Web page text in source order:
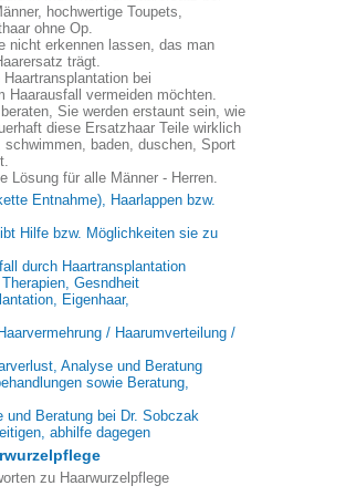
hochwertige Toupets,
ohne Op.
nicht erkennen lassen, das man
trägt.
bei
Haarausfall vermeiden möchten.
Sie werden erstaunt sein, wie
diese Ersatzhaar Teile wirklich
schwimmen, baden, duschen, Sport
Lösung für alle Männer - Herren.
Entnahme), Haarlappen bzw.
Hilfe bzw. Möglichkeiten sie zu
durch Haartransplantation
Gesndheit
Eigenhaar,
/ Haarumverteilung /
Analyse und Beratung
sowie Beratung,
und Beratung bei Dr. Sobczak
abhilfe dagegen
zu Haarwurzelpflege